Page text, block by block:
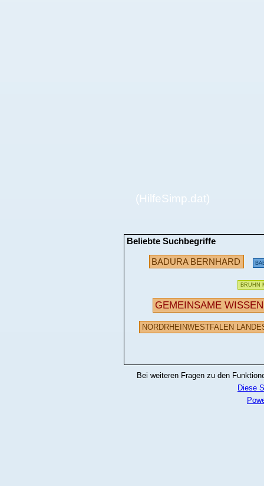
(HilfeSimp.dat)
Beliebte Suchbegriffe
BADURA BERNHARD
BRUHN
GEMEINSAME
NORDRHEINWESTFALEN
Bei weiteren Fragen zu den
Diese